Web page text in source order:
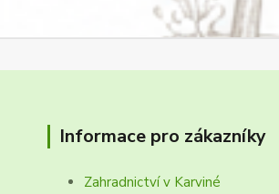
Informace pro zákazníky
Zahradnictví v Karviné